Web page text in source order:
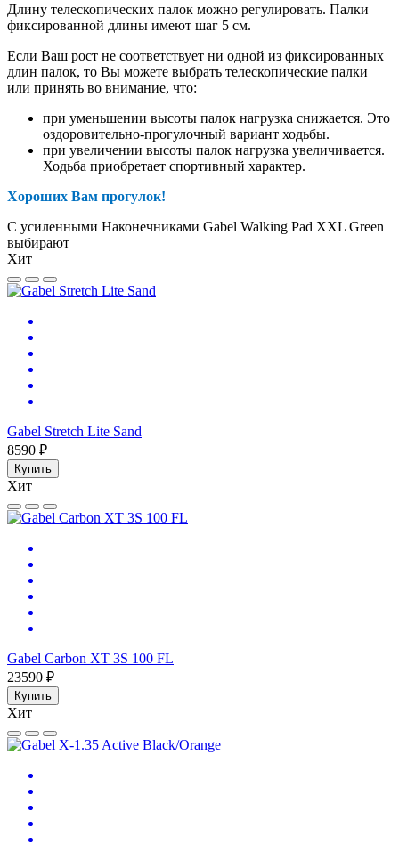
Длину телескопических палок можно регулировать. Палки
фиксированной длины имеют шаг 5 см.
Если Ваш рост не соответствует ни одной из фиксированных
длин палок, то Вы можете выбрать телескопические палки
или принять во внимание, что:
при уменьшении высоты палок нагрузка снижается. Это
оздоровительно-прогулочный вариант ходьбы.
при увеличении высоты палок нагрузка увеличивается.
Ходьба приобретает спортивный характер.
Хороших Вам прогулок!
С усиленными Наконечниками Gabel Walking Pad XXL Green
выбирают
Хит
Gabel Stretch Lite Sand
8590 ₽
Купить
Хит
Gabel Carbon XT 3S 100 FL
23590 ₽
Купить
Хит